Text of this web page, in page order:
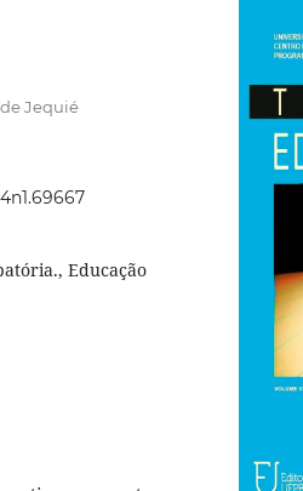
Jequié
Educação